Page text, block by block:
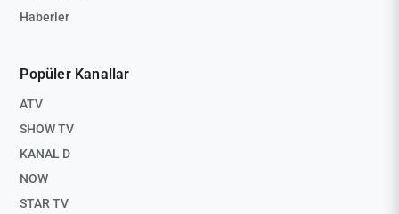
Haberler
Popüler Kanallar
ATV
SHOW TV
KANAL D
NOW
STAR TV